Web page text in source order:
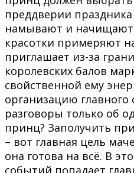
преддверии
намывают и начищают
красотки примеряют
приглашает из-за
королевских балов
свойственной ему
организацию главного
разговоры только об
принц? Заполучить
– вот главная цель
она готова на всё. В
событий попадает